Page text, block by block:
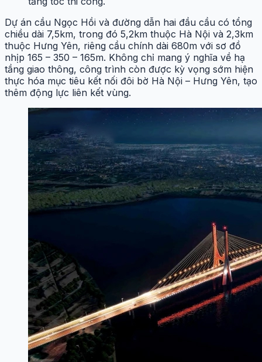
Dự án cầu Ngọc Hồi và đường dẫn hai đầu cầu có tổng
chiều dài 7,5km, trong đó 5,2km thuộc Hà Nội và 2,3km
thuộc Hưng Yên, riêng cầu chính dài 680m với sơ đồ
nhịp 165 – 350 – 165m. Không chỉ mang ý nghĩa về hạ
tầng giao thông, công trình còn được kỳ vọng sớm hiện
thực hóa mục tiêu kết nối đôi bờ Hà Nội – Hưng Yên, tạo
thêm động lực liên kết vùng.